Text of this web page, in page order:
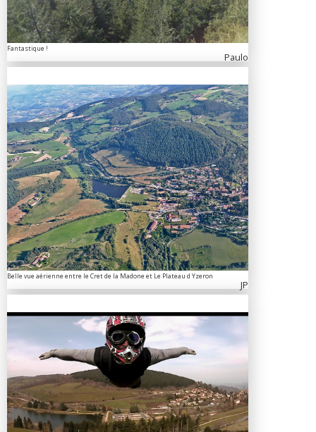
Fantastique !
Paulo
Belle vue aérienne entre le Cret de la Madone et Le Plateau d Yzeron
JP